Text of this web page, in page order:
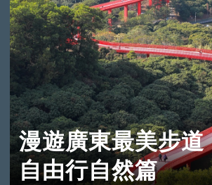
漫遊廣東最美步道
自由行自然篇